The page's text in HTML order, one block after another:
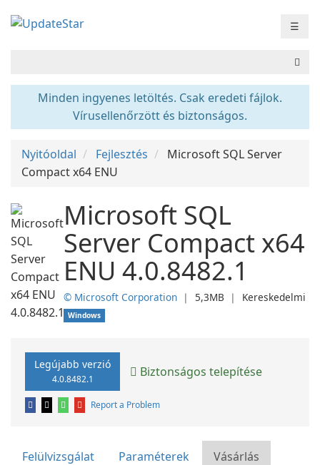
☰
Minden ingyenes letöltés. Csak eredeti fájlok.
Vírusellenőrzött és biztonságos.
Nyitóoldal Fejlesztés
Microsoft SQL Server
Compact x64 ENU
Microsoft SQL
Server Compact x64
ENU 4.0.8482.1
© Microsoft Corporation ❘ 5,3MB ❘ Kereskedelmi
Windows
Legújabb verzió
4.0.8482.1 Biztonságos telepítése
Report a Problem
Felülvizsgálat Paraméterek
Vásárlás